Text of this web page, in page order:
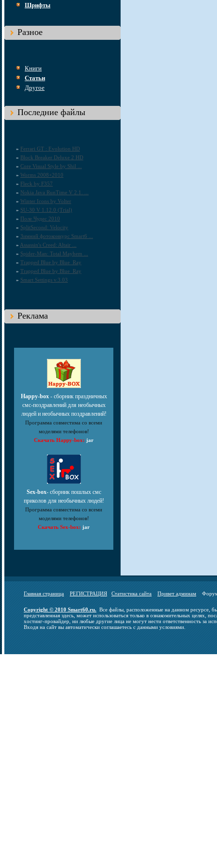
Шрифты
Разное
Книги
Статьи
Другое
Последние файлы
» Ferrari GT : Evolution HD
» Block Breaker Deluxe 2 HD
» Core Visual Style by Shil ...
» Worms 2008+2010
» Fleck by F357
» Nokia Java RunTime V 2.1. ...
» Winter Icons by Volter
» SU-30 V 1.12.0 (Trial)
» Поле Чудес 2010
» SplitSecond: Velocity
» Зимний фотоконкурс Smart6 ...
» Assassin's Creed: Altair ...
» Spider-Man: Total Mayhem ...
» Trapped Blue by Blue_Ray
» Trapped Blue by Blue_Ray
» Smart Settings v.3.03
Реклама
Happy-box - сборник праздничных
смс-поздравлений для необычных
людей и необычных поздравлений!
Программа совместима со всеми
моделями телефонов!
Скачать Happy-box: jar
Sex-box- сборник пошлых смс
приколов для необычных людей!
Программа совместима со всеми
моделями телефонов!
Скачать Sex-box: jar
Главная страница РЕГИСТРАЦИЯ Статистика сайта Привет админам
Copyright © 2010 Smart60.ru. Все файлы, расположенные на данном ресурсе,
представленная здесь, может использоваться только в ознакомительных целях,
хостинг-провайдер, ни любые другие лица не могут нести ответственность за
Входя на сайт вы автоматически соглашаетесь с данными условиями.